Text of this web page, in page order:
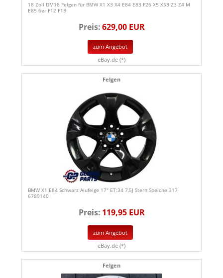
18 Zoll DM18 Felgen für BMW X1 X3 X4 E84 E83 F26 X5 X53 Z3 Z4 M
E85 6er F12 F13
Preis:629,00 EUR
zum Angebot
eBay.de (*)
Felgen
BMW X1 E84 Schwarz Alufelge 17" ET:34 7,5J Stern Speiche 317
6789140
Preis: 119,95 EUR
zum Angebot
eBay.de (*)
Felgen